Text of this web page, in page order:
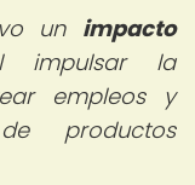
un impacto
impulsar la
empleos y
productos